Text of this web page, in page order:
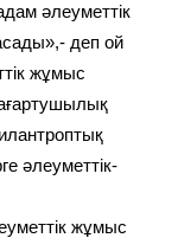
әлеуметтік
деп ой
жұмыс
әлеуметтік-
жұмыс